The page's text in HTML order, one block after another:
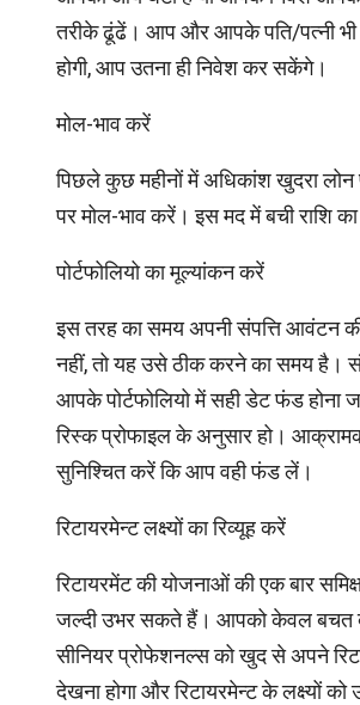
तरीके ढूंढें। आप और आपके पति/पत्नी
होगी, आप उतना ही निवेश कर सकेंगे।
मोल-भाव करें
पिछले कुछ महीनों में अधिकांश खुदरा
पर मोल-भाव करें। इस मद में बची राशि
पोर्टफोलियो का मूल्यांकन करें
इस तरह का समय अपनी संपत्ति आवंटन
नहीं, तो यह उसे ठीक करने का समय है।
आपके पोर्टफोलियो में सही डेट फंड
रिस्क प्रोफाइल के अनुसार हो।
सुनिश्चित करें कि आप वही फंड लें।
रिटायरमेन्ट लक्ष्यों का रिव्‍यूह करें
रिटायरमेंट की योजनाओं की एक बार
जल्दी उभर सकते हैं। आपको केवल बचत
सीनियर प्रोफेशनल्‍स को खुद से अपने
देखना होगा और रिटायरमेन्ट के लक्ष्यों